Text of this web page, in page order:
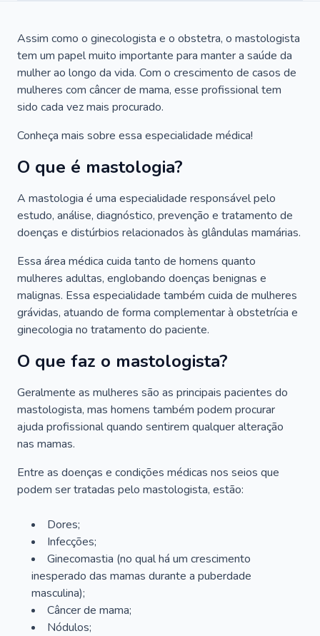
Assim como o ginecologista e o obstetra, o mastologista
tem um papel muito importante para manter a saúde da
mulher ao longo da vida. Com o crescimento de casos de
mulheres com câncer de mama, esse profissional tem
sido cada vez mais procurado.
Conheça mais sobre essa especialidade médica!
O que é mastologia?
A mastologia é uma especialidade responsável pelo
estudo, análise, diagnóstico, prevenção e tratamento de
doenças e distúrbios relacionados às glândulas mamárias.
Essa área médica cuida tanto de homens quanto
mulheres adultas, englobando doenças benignas e
malignas. Essa especialidade também cuida de mulheres
grávidas, atuando de forma complementar à obstetrícia e
ginecologia no tratamento do paciente.
O que faz o mastologista?
Geralmente as mulheres são as principais pacientes do
mastologista, mas homens também podem procurar
ajuda profissional quando sentirem qualquer alteração
nas mamas.
Entre as doenças e condições médicas nos seios que
podem ser tratadas pelo mastologista, estão:
Dores;
Infecções;
Ginecomastia (no qual há um crescimento
inesperado das mamas durante a puberdade
masculina);
Câncer de mama;
Nódulos;